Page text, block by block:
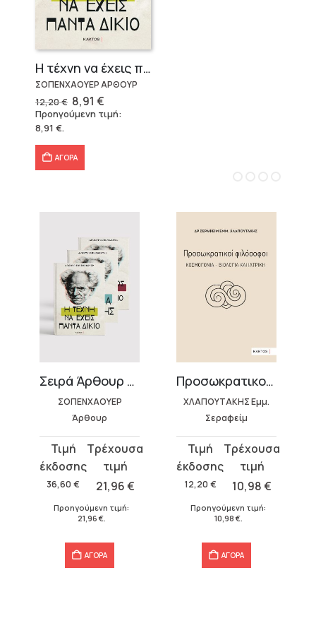
Η τέχνη να έχεις πάντα δίκιο – Άρθουρ Σοπενχάουερ
ΣΟΠΕΝΧΑΟΥΕΡ ΑΡΘΟΥΡ
12,20€ Original
price
was:
8,91 €Η
τρέχουσα
τιμή
Προηγούμενη τιμή:
8,91 €.
ΑΓΟΡΑ
Σειρά Άρθουρ Σοπενχάουερ (3 βιβλία)
ΣΟΠΕΝΧΑΟΥΕΡ
Άρθουρ
36,60 €
Original
price
was:
36,60 €.
21,96€
τρέχουσα
τιμή
είναι:
21,96 €.
Προηγούμενη τιμή:
21,96 €.
ΑΓΟΡΑ
Προσωκρατικοί φιλόσοφοι – Κοσμογονία – Βιολογία και ιατρική
ΧΛΑΠΟΥΤΑΚΗΣ Εμμ.
Σεραφείμ
12,20 €
Original
price
was:
12,20 €.
10,98€
τρέχουσα
τιμή
είναι:
10,98 €.
Προηγούμενη τιμή:
10,98 €.
ΑΓΟΡΑ